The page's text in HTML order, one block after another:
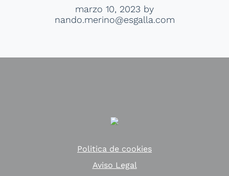
marzo 10, 2023 by
nando.merino@esgalla.com
Politica de cookies
Aviso Legal